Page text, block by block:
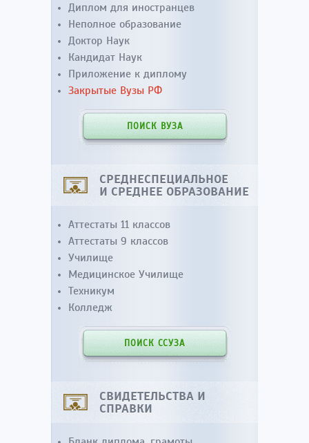
Диплом для иностранцев
Неполное образование
Доктор Наук
Кандидат Наук
Приложение к диплому
Закрытые Вузы РФ
ПОИСК ВУЗА
СРЕДНЕСПЕЦИАЛЬНОЕ
И СРЕДНЕЕ ОБРАЗОВАНИЕ
Аттестаты 11 классов
Аттестаты 9 классов
Училище
Медицинское Училище
Техникум
Колледж
ПОИСК ССУЗА
СВИДЕТЕЛЬСТВА И
СПРАВКИ